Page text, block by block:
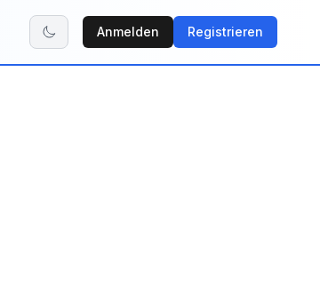
Anmelden Registrieren